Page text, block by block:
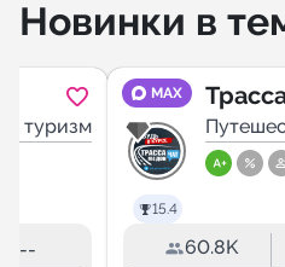
Новинки в
и туризм
--
MAX
15.4
- Чат
60.8K